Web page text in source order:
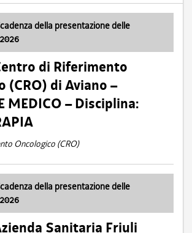
della presentazione delle
di Riferimento
(CRO) di Aviano –
MEDICO – Disciplina:
Oncologico (CRO)
della presentazione delle
Sanitaria Friuli